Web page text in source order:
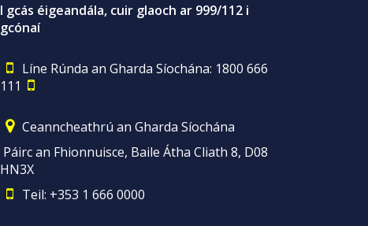
I gcás éigeandála, cuir glaoch ar 999/112 i
gcónaí
Líne Rúnda an Gharda Síochána: 1800 666
111
Ceanncheathrú an Gharda Síochána
Páirc an Fhionnuisce, Baile Átha Cliath 8, D08
HN3X
Teil: +353 1 666 0000